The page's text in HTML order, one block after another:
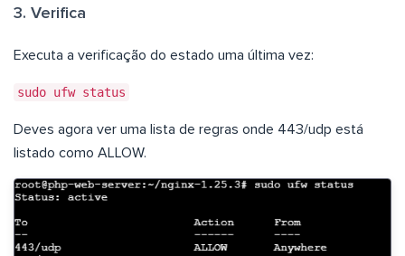
3. Verifica
Executa a verificação do estado uma última vez:
sudo ufw status
Deves agora ver uma lista de regras onde 443/udp está
listado como ALLOW.